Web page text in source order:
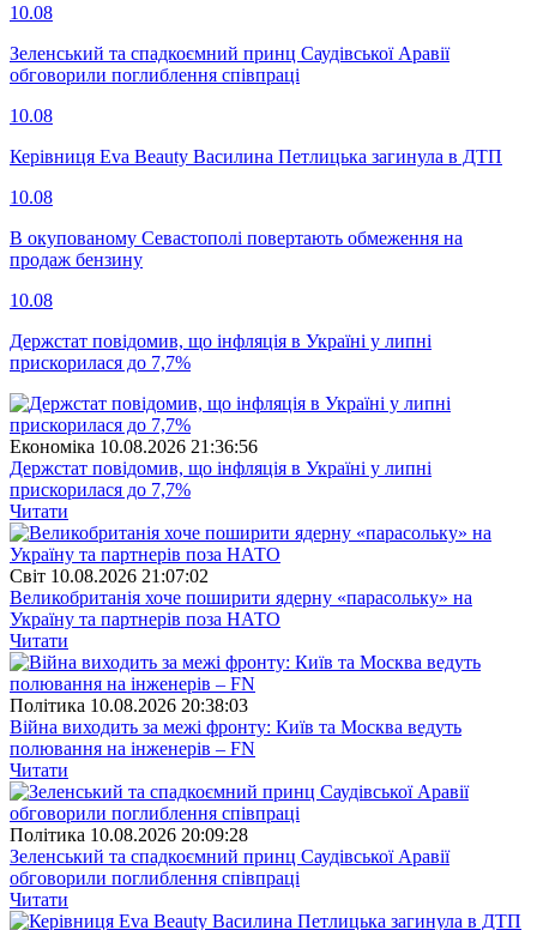
10.08
Зеленський та спадкоємний принц Саудівської Аравії
обговорили поглиблення співпраці
10.08
Керівниця Eva Beauty Василина Петлицька загинула в ДТП
10.08
В окупованому Севастополі повертають обмеження на
продаж бензину
10.08
Держстат повідомив, що інфляція в Україні у липні
прискорилася до 7,7%
Економіка 10.08.2026 21:36:56
Держстат повідомив, що інфляція в Україні у липні
прискорилася до 7,7%
Читати
Свiт 10.08.2026 21:07:02
Великобританія хоче поширити ядерну «парасольку» на
Україну та партнерів поза НАТО
Читати
Полiтика 10.08.2026 20:38:03
Війна виходить за межі фронту: Київ та Москва ведуть
полювання на інженерів – FN
Читати
Полiтика 10.08.2026 20:09:28
Зеленський та спадкоємний принц Саудівської Аравії
обговорили поглиблення співпраці
Читати